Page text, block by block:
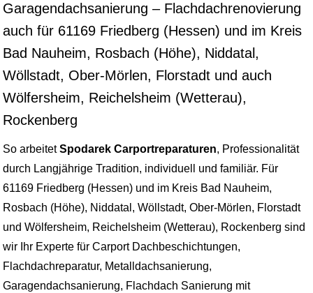
Garagendachsanierung – Flachdachrenovierung
auch für 61169 Friedberg (Hessen) und im Kreis
Bad Nauheim, Rosbach (Höhe), Niddatal,
Wöllstadt, Ober-Mörlen, Florstadt und auch
Wölfersheim, Reichelsheim (Wetterau),
Rockenberg
So arbeitetSpodarek Carportreparaturen, Professionalität
durch Langjährige Tradition, individuell und familiär. Für
61169 Friedberg (Hessen) und im Kreis Bad Nauheim,
Rosbach (Höhe), Niddatal, Wöllstadt, Ober-Mörlen, Florstadt
und Wölfersheim, Reichelsheim (Wetterau), Rockenberg sind
wir Ihr Experte für Carport Dachbeschichtungen,
Flachdachreparatur, Metalldachsanierung,
Garagendachsanierung, Flachdach Sanierung mit